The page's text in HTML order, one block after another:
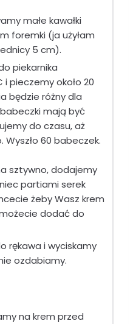
małe kawałki
foremki (ja użyłam
5 cm).
piekarnika
pieczemy około 20
będzie różny dla
mają być
do czasu, aż
Wyszło 60 babeczek.
sztywno, dodajemy
partiami serek
żeby Wasz krem
dodać do
rękawa i wyciskamy
ozdabiamy.
na krem przed